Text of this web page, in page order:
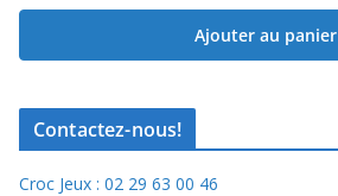
Ajouter au panier
Contactez-nous!
Croc Jeux : 02 29 63 00 46